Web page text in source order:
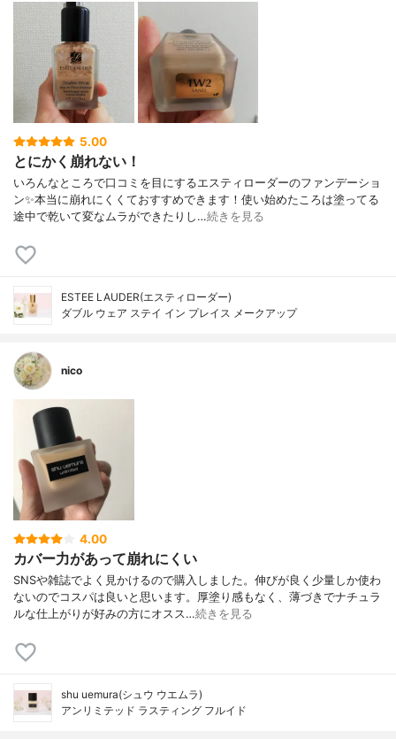
5.00
とにかく崩れない！
いろんなところで口コミを目にするエスティローダーのファンデーショ
ン✨本当に崩れにくくておすすめできます！使い始めたころは塗ってる
途中で乾いて変なムラができたりし…続きを見る
ESTEE LAUDER(エスティローダー)
ダブル ウェア ステイ イン プレイス メークアップ
nico
4.00
カバー力があって崩れにくい
SNSや雑誌でよく見かけるので購入しました。伸びが良く少量しか使わ
ないのでコスパは良いと思います。厚塗り感もなく、薄づきでナチュラ
ルな仕上がりが好みの方にオスス…続きを見る
shu uemura(シュウ ウエムラ)
アンリミテッド ラスティング フルイド